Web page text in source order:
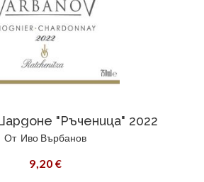
"Ръченица" 2022
От Иво Върбанов
9,20 €